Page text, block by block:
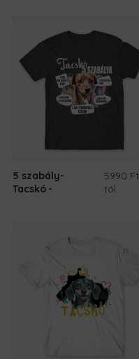
5 szabály-
Tacskó
5990 Ft
tól